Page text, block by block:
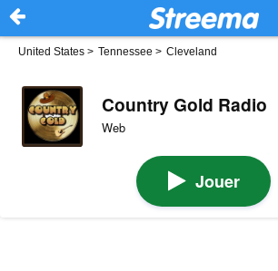
United States > Tennessee > Cleveland
Country Gold Radio
Web
Jouer